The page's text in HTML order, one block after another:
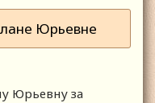
Юрьевне
Юрьевну за